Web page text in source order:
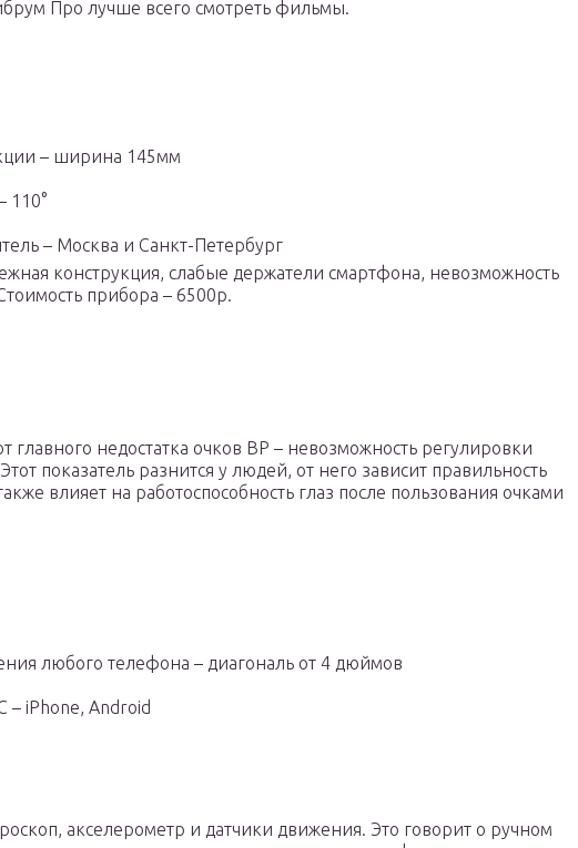
Про лучше всего смотреть фильмы.
– ширина 145мм
110°
– Москва и Санкт-Петербург
конструкция, слабые держатели смартфона, невозможность
прибора – 6500р.
главного недостатка очков ВР – невозможность регулировки
показатель разнится у людей, от него зависит правильность
влияет на работоспособность глаз после пользования очками
любого телефона – диагональ от 4 дюймов
– iPhone, Android
акселерометр и датчики движения. Это говорит о ручном